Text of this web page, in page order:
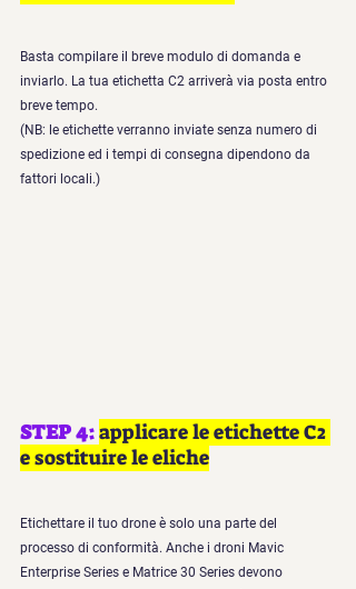
Basta compilare il breve modulo di domanda e
inviarlo. La tua etichetta C2 arriverà via posta entro
breve tempo.
(NB: le etichette verranno inviate senza numero di
spedizione ed i tempi di consegna dipendono da
fattori locali.)
STEP 4: applicare le etichette C2
e sostituire le eliche
Etichettare il tuo drone è solo una parte del
processo di conformità. Anche i droni Mavic
Enterprise Series e Matrice 30 Series devono